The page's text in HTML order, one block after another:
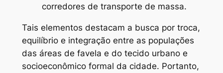
corredores de transporte de massa.
Tais elementos destacam a busca por troca,
equilíbrio e integração entre as populações
das áreas de favela e do tecido urbano e
socioeconômico formal da cidade. Portanto,